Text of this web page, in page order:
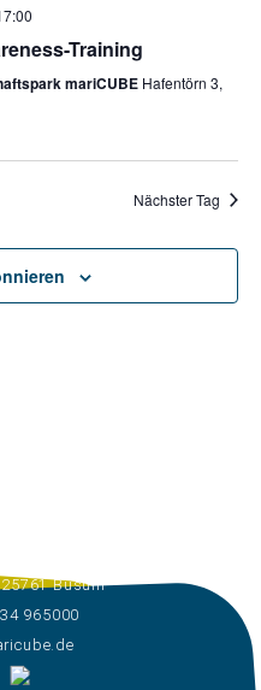
Training
mariCUBE Hafentörn 3,
Nächster Tag
Büsum
965000